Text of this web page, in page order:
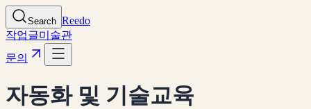
Search Reedo
작업글미술관
문의
자동화 및 기술교육